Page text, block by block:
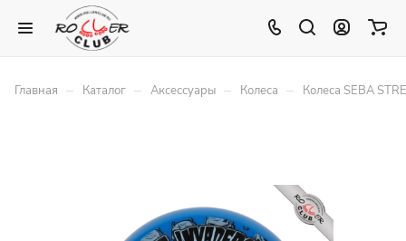
Главная – Каталог – Аксессуары – Колеса – Колеса SEBA